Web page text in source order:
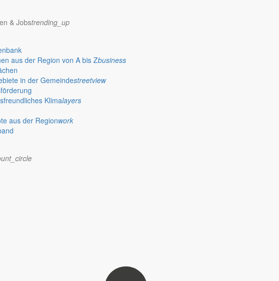
& Jobstrending_up
aus der Region von A bis Zbusiness
in der Gemeindestreetview
Klimalayers
aus der Regionwork